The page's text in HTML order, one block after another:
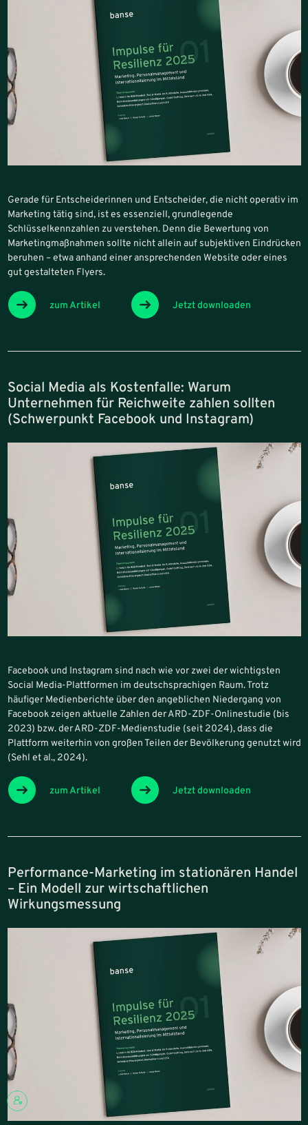
Gerade für Entscheiderinnen und Entscheider, die nicht operativ im
Marketing tätig sind, ist es essenziell, grundlegende
Schlüsselkennzahlen zu verstehen. Denn die Bewertung von
Marketingmaßnahmen sollte nicht allein auf subjektiven Eindrücken
beruhen – etwa anhand einer ansprechenden Website oder eines
gut gestalteten Flyers.
zum Artikel Jetzt downloaden
Social Media als Kostenfalle: Warum
Unternehmen für Reichweite zahlen sollten
(Schwerpunkt Facebook und Instagram)
Facebook und Instagram sind nach wie vor zwei der wichtigsten
Social Media-Plattformen im deutschsprachigen Raum. Trotz
häufiger Medienberichte über den angeblichen Niedergang von
Facebook zeigen aktuelle Zahlen der ARD-ZDF-Onlinestudie (bis
2023) bzw. der ARD-ZDF-Medienstudie (seit 2024), dass die
Plattform weiterhin von großen Teilen der Bevölkerung genutzt wird
(Sehl et al., 2024).
zum Artikel Jetzt downloaden
Performance-Marketing im stationären Handel
– Ein Modell zur wirtschaftlichen
Wirkungsmessung